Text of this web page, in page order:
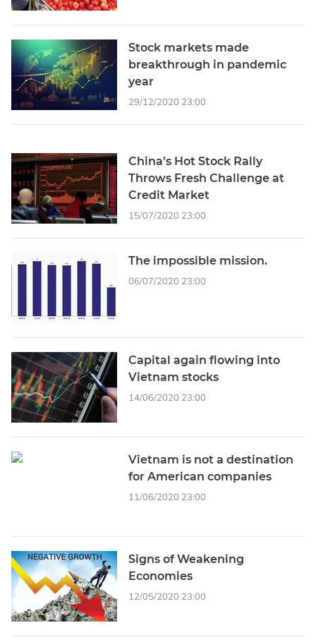
Stock markets made
breakthrough in pandemic
year
29/12/2020 23:00
China’s Hot Stock Rally
Throws Fresh Challenge at
Credit Market
15/07/2020 23:00
The impossible mission.
06/07/2020 23:00
Capital again flowing into
Vietnam stocks
14/06/2020 23:00
Vietnam is not a destination
for American companies
11/06/2020 23:00
Signs of Weakening
Economies
12/05/2020 23:00